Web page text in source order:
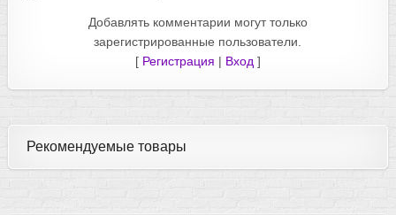
Добавлять комментарии могут только
зарегистрированные пользователи.
[ Регистрация | Вход ]
Рекомендуемые товары